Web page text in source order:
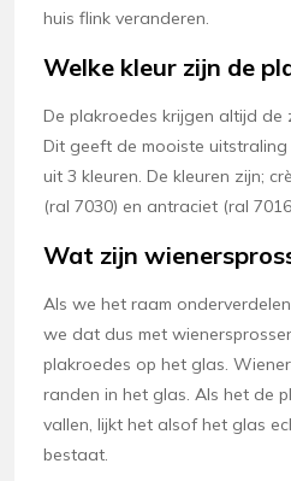
huis flink veranderen.
Welke kleur zijn de
De plakroedes krijgen altijd de
Dit geeft de mooiste uitstraling
uit 3 kleuren. De kleuren zijn;
(ral 7030) en antraciet (ral
Wat zijn
Als we het raam
we dat dus met
plakroedes op het glas.
randen in het glas. Als het de
vallen, lijkt het alsof het glas
bestaat.